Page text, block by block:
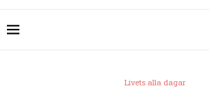
Livets alla dagar